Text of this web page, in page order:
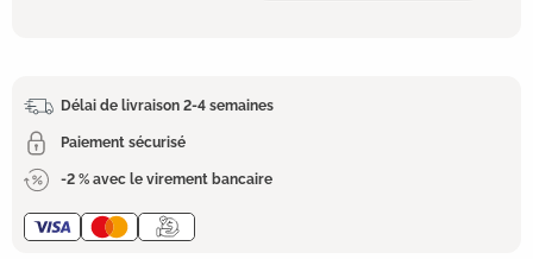
Délai de livraison 2-4 semaines
Paiement sécurisé
-2 % avec le virement bancaire